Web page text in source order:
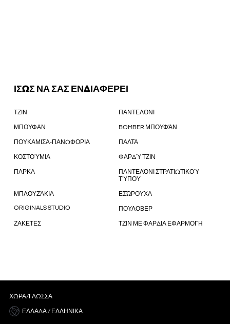
ΙΣΩΣ ΝΑ ΣΑΣ ΕΝΔΙΑΦΕΡΕΙ
ΤΖΙΝ ΠΑΝΤΕΛΟΝΙ
ΜΠΟΥΦΑΝ BOMBER ΜΠΟΥΦΆΝ
ΠΟΥΚΑΜΙΣΑ-ΠΑΝΩΦΟΡΙΑ ΠΑΛΤΑ
ΚΟΣΤΟΎΜΙΑ ΦΑΡΔΎ ΤΖΙΝ
ΠΑΡΚΑ
ΠΑΝΤΕΛΌΝΙ ΣΤΡΑΤΙΩΤΙΚΟΎ
ΤΎΠΟΥ
ΜΠΛΟΥΖΆΚΙΑ ΕΣΏΡΟΥΧΑ
ORIGINALS STUDIO ΠΟΥΛΟΒΕΡ
ΖΑΚΕΤΕΣ ΤΖΙΝ ΜΕ ΦΑΡΔΙΑ ΕΦΑΡΜΟΓΗ
ΧΏΡΑ/ΓΛΏΣΣΑ
ΕΛΛΆΔΑ / ΕΛΛΗΝΙΚΆ